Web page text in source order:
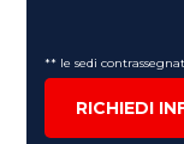
** le sedi
RICHIEDI